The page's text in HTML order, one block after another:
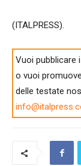
(ITALPRESS).
Vuoi pubblicare
o vuoi
delle testate